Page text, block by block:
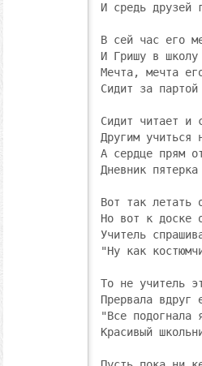
И средь друзей
В сей час его
И Гришу в школу
Мечта, мечта
Сидит за
Сидит читает и
Другим учиться
А сердце прям
Дневник
Вот так летать
Но вот к доске
Учитель
"Ну как
То не учитель
Прервала вдруг
"Все подогнала
Красивый